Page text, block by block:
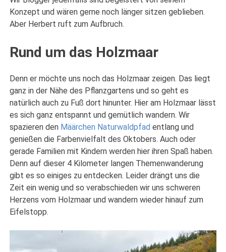
Konzept und wären gerne noch länger sitzen geblieben.
Aber Herbert ruft zum Aufbruch.
Rund um das Holzmaar
Denn er möchte uns noch das Holzmaar zeigen. Das liegt
ganz in der Nähe des Pflanzgartens und so geht es
natürlich auch zu Fuß dort hinunter. Hier am Holzmaar lässt
es sich ganz entspannt und gemütlich wandern. Wir
spazieren den Määrchen Naturwaldpfad entlang und
genießen die Farbenvielfalt des Oktobers. Auch oder
gerade Familien mit Kindern werden hier ihren Spaß haben.
Denn auf dieser 4 Kilometer langen Themenwanderung
gibt es so einiges zu entdecken. Leider drängt uns die
Zeit ein wenig und so verabschieden wir uns schweren
Herzens vom Holzmaar und wandern wieder hinauf zum
Eifelstopp.